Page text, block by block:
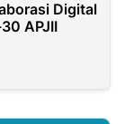
Digital
APJII